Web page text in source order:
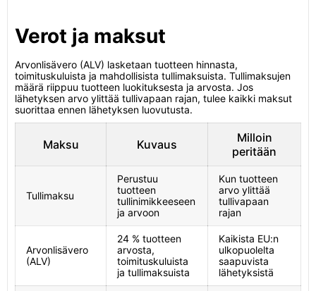
Verot ja maksut
Arvonlisävero (ALV) lasketaan tuotteen hinnasta,
toimituskuluista ja mahdollisista tullimaksuista. Tullimaksujen
määrä riippuu tuotteen luokituksesta ja arvosta. Jos
lähetyksen arvo ylittää tullivapaan rajan, tulee kaikki maksut
suorittaa ennen lähetyksen luovutusta.
Maksu Kuvaus
Milloin
peritään
Tullimaksu
Perustuu
tuotteen
tullinimikkeeseen
ja arvoon
Kun tuotteen
arvo ylittää
tullivapaan
rajan
Arvonlisävero
(ALV)
24 % tuotteen
arvosta,
toimituskuluista
ja tullimaksuista
Kaikista EU:n
ulkopuolelta
saapuvista
lähetyksistä